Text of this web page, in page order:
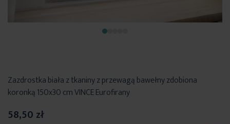
Zazdrostka biała z tkaniny z przewagą bawełny zdobiona
koronką 150x30 cm VINCE Eurofirany
58,50 zł